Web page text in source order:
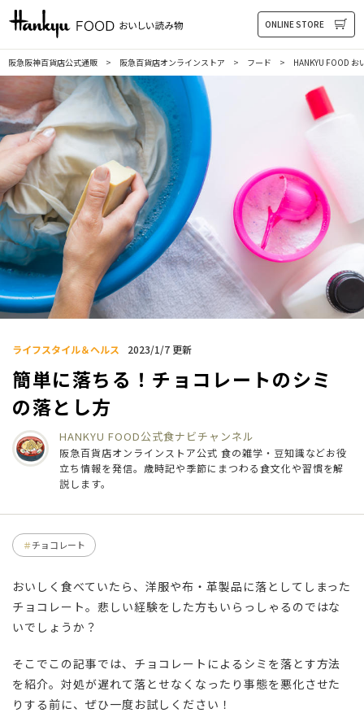
HANKYU FOOD おいしい読み物
ONLINE STORE
阪急阪神百貨店公式通販 阪急百貨店オンラインストア フード HANKYU FOOD お
ライフスタイル＆ヘルス 2023/1/7 更新
簡単に落ちる！チョコレートのシミ
の落とし方
HANKYU FOOD公式食ナビチャンネル
阪急百貨店オンラインストア公式 食の雑学・豆知識などお役
立ち情報を発信。歳時記や季節にまつわる食文化や習慣を解
説します。
チョコレート
おいしく食べていたら、洋服や布・革製品に落としてしまった
チョコレート。悲しい経験をした方もいらっしゃるのではな
いでしょうか？
そこでこの記事では、チョコレートによるシミを落とす方法
を紹介。対処が遅れて落とせなくなったり事態を悪化させた
りする前に、ぜひ一度お試しください！